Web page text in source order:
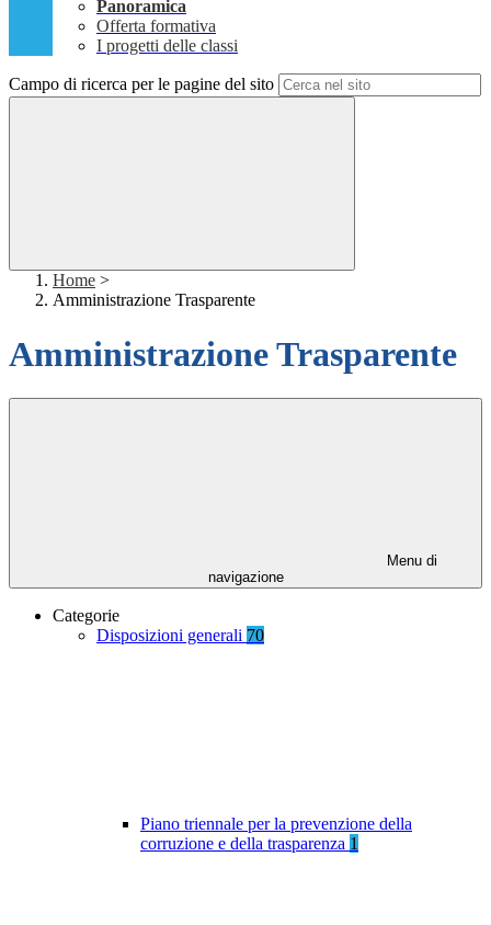
Panoramica
Offerta formativa
I progetti delle classi
Campo di ricerca per le pagine del sito
Home >
Amministrazione Trasparente
Amministrazione Trasparente
Menu di
navigazione
Categorie
Disposizioni generali 70
Piano triennale per la prevenzione della
corruzione e della trasparenza 1